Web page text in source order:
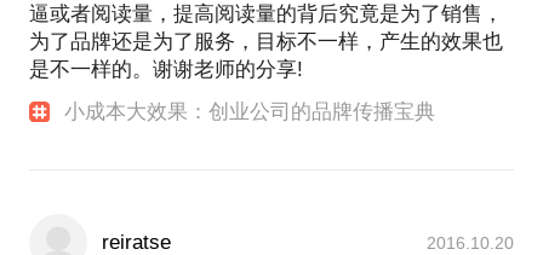
逼或者阅读量，提高阅读量的背后究竟是为了销售，
为了品牌还是为了服务，目标不一样，产生的效果也
是不一样的。谢谢老师的分享!
小成本大效果：创业公司的品牌传播宝典
reiratse 2016.10.20